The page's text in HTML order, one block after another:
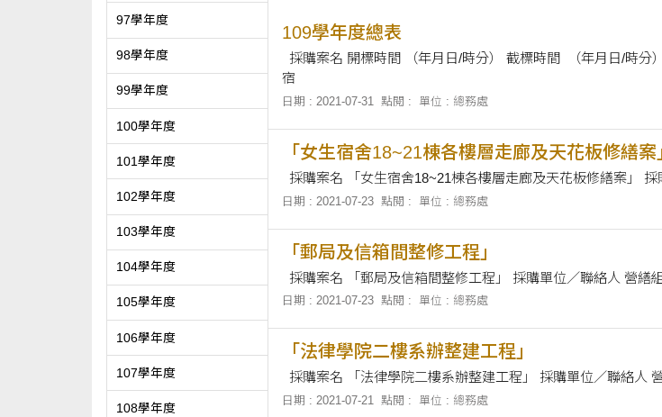
97學年度
98學年度
99學年度
100學年度
101學年度
102學年度
103學年度
104學年度
105學年度
106學年度
107學年度
108學年度
109學年度總表
宿
日期 : 2021-07-31 點閱 : 單位 : 總務處
「女生宿舍18~21棟各樓層走廊及天花板修繕案
日期 : 2021-07-23 點閱 : 單位 : 總務處
「郵局及信箱間整修工程」
採購案名 「郵
日期 : 2021-07-23 點閱 : 單位 : 總務處
「法律學院二樓系辦整建工程」
採
日期 : 2021-07-21 點閱 : 單位 : 總務處